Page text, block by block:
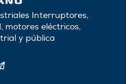
Interruptores,
motores eléctricos,
y pública